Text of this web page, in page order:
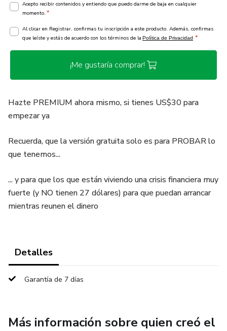
Acepto recibir contenidos y entiendo que puedo darme de baja en cualquier
momento. *
Al clicar en Registrar, confirmas tu inscripción a este producto. Además, confirmas
que leíste y estás de acuerdo con los términos de la Política de Privacidad *
¡Me gustaría comprar!
Hazte PREMIUM ahora mismo, si tienes US$30 para
empezar ya
Recuerda, que la versión gratuita solo es para PROBAR lo
que tenemos...
... y para que los que están viviendo una crisis financiera muy
fuerte (y NO tienen 27 dólares) para que puedan arrancar
mientras reunen el dinero
Detalles
Garantía de 7 días
Más información sobre quien creó el